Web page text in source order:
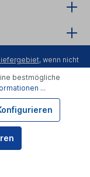
, wenn nicht
AG DE-ÖKO-006
bestmögliche
...